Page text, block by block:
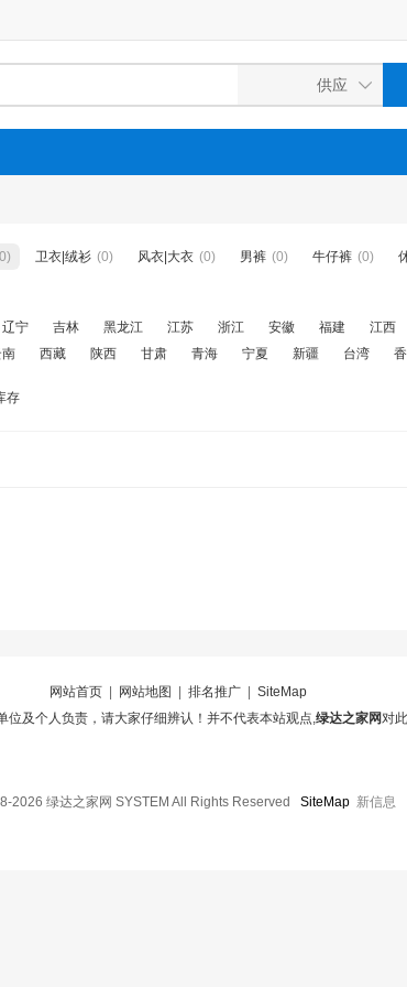
卫衣|绒衫 (0) 风衣|大衣 (0) 男裤 (0) 牛仔裤 (0)
辽宁 吉林 黑龙江 江苏 浙江 安徽 福建 江西
西藏 陕西 甘肃 青海 宁夏 新疆 台湾
存
网站首页 网站地图 排名推广
SiteMap
及个人负责，请大家仔细辨认！并不代表本站观点,绿达之家网对
2026 绿达之家网 SYSTEM All Rights Reserved SiteMap 新信息